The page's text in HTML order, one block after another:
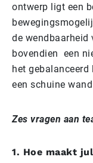
ontwerp ligt een
de wendbaarheid
bovendien een
het gebalanceerd
een schuine
Zes vragen aan
1. Hoe maakt